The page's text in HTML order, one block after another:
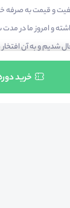
خرید
و قیمت به
و امروز ما در
شدیم و به آن